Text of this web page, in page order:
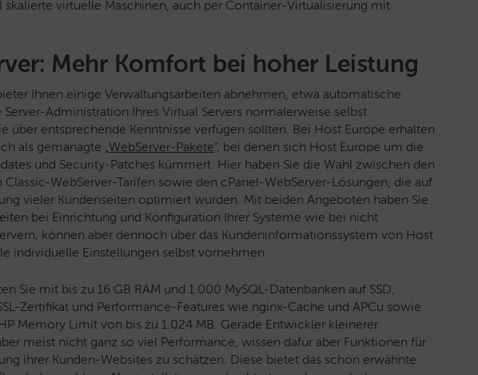
virtuelle Maschinen, auch per Container-Virtualisierung mit
Mehr Komfort bei hoher Leistung
Ihnen einige Verwaltungsarbeiten abnehmen, etwa automatische
Server-Administration Ihres Virtual Servers normalerweise selbst
über entsprechende Kenntnisse verfügen sollten. Bei Host Europe erhalten
als gemanagte „WebServer-Pakete“, bei denen sich Host Europe um die
und Security-Patches kümmert. Hier haben Sie die Wahl zwischen den
WebServer-Tarifen sowie den cPanel-WebServer-Lösungen, die auf
vieler Kundenseiten optimiert wurden. Mit beiden Angeboten haben Sie
bei Einrichtung und Konfiguration Ihrer Systeme wie bei nicht
können aber dennoch über das Kundeninformationssystem von Host
individuelle Einstellungen selbst vornehmen.
Sie mit bis zu 16 GB RAM und 1.000 MySQL-Datenbanken auf SSD,
Zertifikat und Performance-Features wie nginx-Cache und APCu sowie
Memory Limit von bis zu 1.024 MB. Gerade Entwickler kleinerer
meist nicht ganz so viel Performance, wissen dafür aber Funktionen für
ihrer Kunden-Websites zu schätzen. Diese bietet das schon erwähnte